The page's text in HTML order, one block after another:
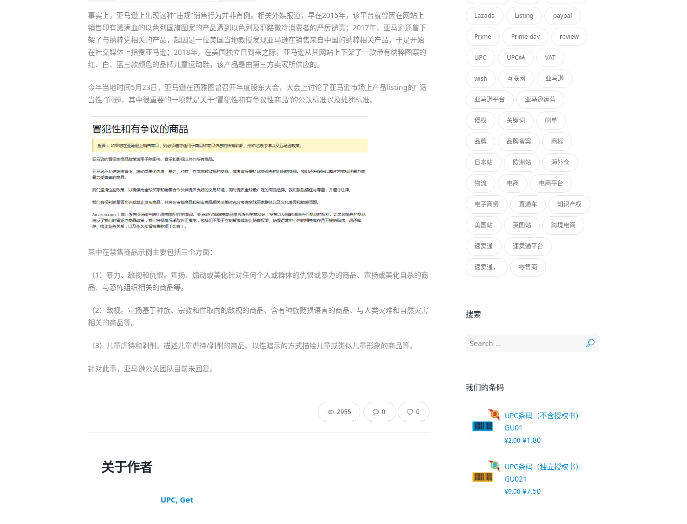
事实上，亚马逊上出现这种“违规”销售行为并非首例。相关外媒报道，早在2015年，该平台就曾因在网站上
销售印有溅满血的以色列国旗图案的产品遭到以色列及耶路撒冷消费者的严厉谴责；2017年，亚马逊还曾下
架了与纳粹党相关的产品，起因是一位美国当地教授发现亚马逊在销售来自中国的纳粹相关产品，于是开始
在社交媒体上指责亚马逊；2018年，在美国独立日到来之际，亚马逊从其网站上下架了一款带有纳粹图案的
红、白、蓝三款颜色的品牌儿童运动鞋，该产品是由第三方卖家所供应的。
今年当地时间5月23日，亚马逊在西雅图曾召开年度股东大会，大会上讨论了亚马逊市场上产品listing的“ 适
当性 ”问题，其中很重要的一项就是关于“冒犯性和有争议性商品”的公认标准以及处罚标准。
其中在禁售商品示例主要包括三个方面：
（1）暴力、敌视和仇恨。宣扬、煽动或美化针对任何个人或群体的仇恨或暴力的商品、宣扬或美化自杀的商
品、与恐怖组织相关的商品等。
（2）敌视。宣扬基于种族、宗教和性取向的敌视的商品、含有种族贬损语言的商品、与人类灾难和自然灾害
相关的商品等。
（3）儿童虐待和剥削。描述儿童虐待/剥削的商品、以性暗示的方式描绘儿童或类似儿童形象的商品等。
针对此事，亚马逊公关团队目前未回复。
2955 0 0
关于作者
UPC, Get
Lazada Listing paypal
Prime Prime day review
UPC UPC码 VAT
wish 互联网 亚马逊
亚马逊平台 亚马逊运营
侵权 关键词 刷单
品牌 品牌备案 商标
日本站 欧洲站 海外仓
物流 电商 电商平台
电子商务 直通车 知识产权
美国站 英国站 跨境电商
速卖通 速卖通平台
速卖通， 零售商
搜索
我们的条码
UPC条码（不含授权书）
GU01
¥2.00 ¥1.80
UPC条码（独立授权书）
GU021
¥9.00 ¥7.50